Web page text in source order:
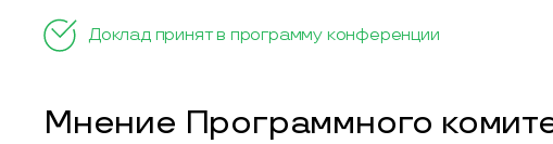
Доклад принят в программу конференции
Мнение Программного